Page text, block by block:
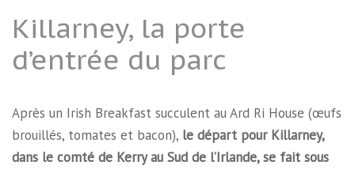
Killarney, la porte
d’entrée du parc
Après un Irish Breakfast succulent au Ard Ri House (œufs
brouillés, tomates et bacon), le départ pour Killarney,
dans le comté de Kerry au Sud de l’Irlande, se fait sous